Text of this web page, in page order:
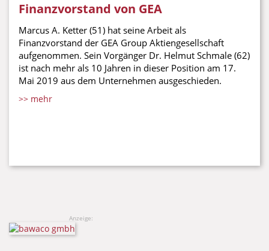
Finanzvorstand von GEA
Marcus A. Ketter (51) hat seine Arbeit als
Finanzvorstand der GEA Group Aktiengesellschaft
aufgenommen. Sein Vorgänger Dr. Helmut Schmale (62)
ist nach mehr als 10 Jahren in dieser Position am 17.
Mai 2019 aus dem Unternehmen ausgeschieden.
>> mehr
Anzeige: